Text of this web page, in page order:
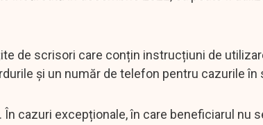
de scrisori care conțin instrucțiuni de
și un număr de telefon pentru cazurile în
cazuri excepționale, în care beneficiarul nu